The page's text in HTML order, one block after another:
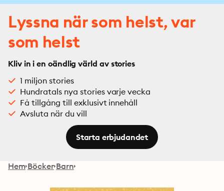
Lyssna när som helst, var
som helst
Kliv in i en oändlig värld av stories
1 miljon stories
Hundratals nya stories varje vecka
Få tillgång till exklusivt innehåll
Avsluta när du vill
Starta erbjudandet
Hem Böcker Barn